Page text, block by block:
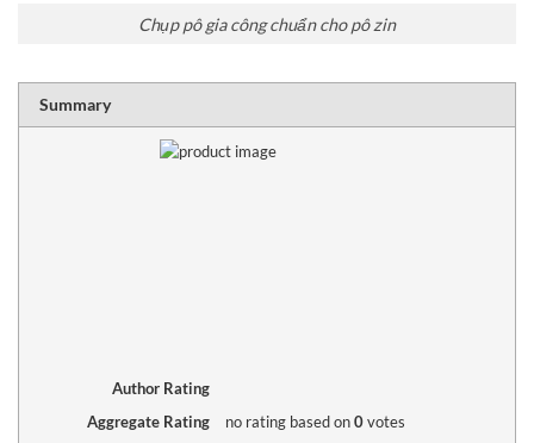
Chụp pô gia công chuẩn cho pô zin
Summary
RATING 1 star
2
3
4
5
Author Rating
Aggregate Rating
no ratingbased on0votes